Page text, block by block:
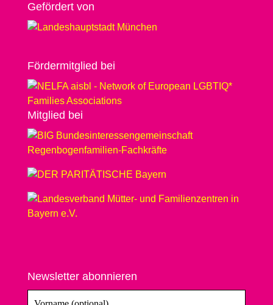
Geför­dert von
Förder­­mit­glied bei
Mit­glied bei
Newsletter abonnieren